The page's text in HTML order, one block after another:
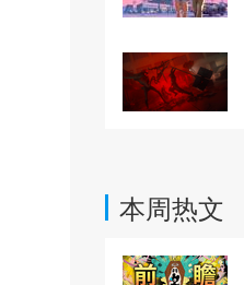
本周热文